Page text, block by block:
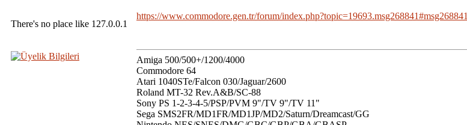
There's no place like 127.0.0.1
https://www.commodore.gen.tr/forum/index.php?topic=19693.msg268841#msg268841
Amiga 500/500+/1200/4000
Commodore 64
Atari 1040STe/Falcon 030/Jaguar/2600
Roland MT-32 Rev.A&B/SC-88
Sony PS 1-2-3-4-5/PSP/PVM 9"/TV 9"/TV 11"
Sega SMS2FR/MD1FR/MD1JP/MD2/Saturn/Dreamcast/GG